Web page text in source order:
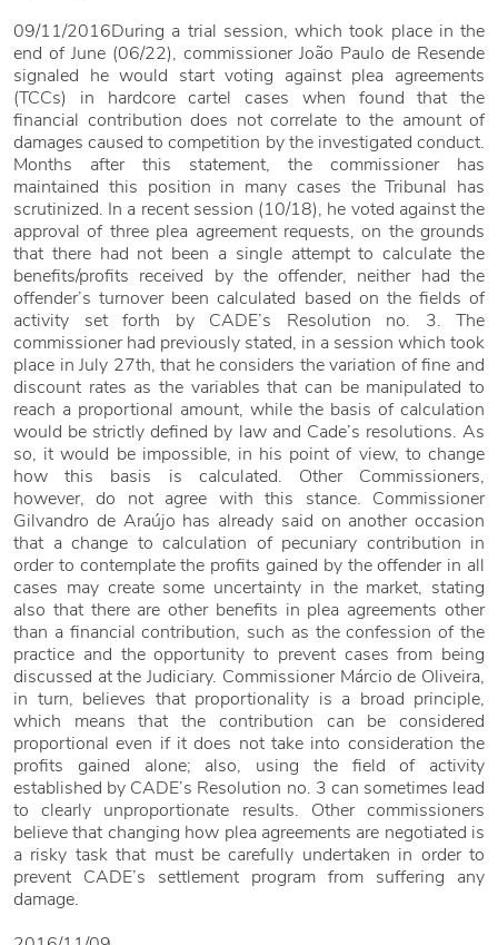
09/11/2016During a trial session, which took place in the
end of June (06/22), commissioner João Paulo de Resende
signaled he would start voting against plea agreements
(TCCs) in hardcore cartel cases when found that the
financial contribution does not correlate to the amount of
damages caused to competition by the investigated conduct.
Months after this statement, the commissioner has
maintained this position in many cases the Tribunal has
scrutinized. In a recent session (10/18), he voted against the
approval of three plea agreement requests, on the grounds
that there had not been a single attempt to calculate the
benefits/profits received by the offender, neither had the
offender’s turnover been calculated based on the fields of
activity set forth by CADE’s Resolution no. 3. The
commissioner had previously stated, in a session which took
place in July 27th, that he considers the variation of fine and
discount rates as the variables that can be manipulated to
reach a proportional amount, while the basis of calculation
would be strictly defined by law and Cade’s resolutions. As
so, it would be impossible, in his point of view, to change
how this basis is calculated. Other Commissioners,
however, do not agree with this stance. Commissioner
Gilvandro de Araújo has already said on another occasion
that a change to calculation of pecuniary contribution in
order to contemplate the profits gained by the offender in all
cases may create some uncertainty in the market, stating
also that there are other benefits in plea agreements other
than a financial contribution, such as the confession of the
practice and the opportunity to prevent cases from being
discussed at the Judiciary. Commissioner Márcio de Oliveira,
in turn, believes that proportionality is a broad principle,
which means that the contribution can be considered
proportional even if it does not take into consideration the
profits gained alone; also, using the field of activity
established by CADE’s Resolution no. 3 can sometimes lead
to clearly unproportionate results. Other commissioners
believe that changing how plea agreements are negotiated is
a risky task that must be carefully undertaken in order to
prevent CADE’s settlement program from suffering any
damage.